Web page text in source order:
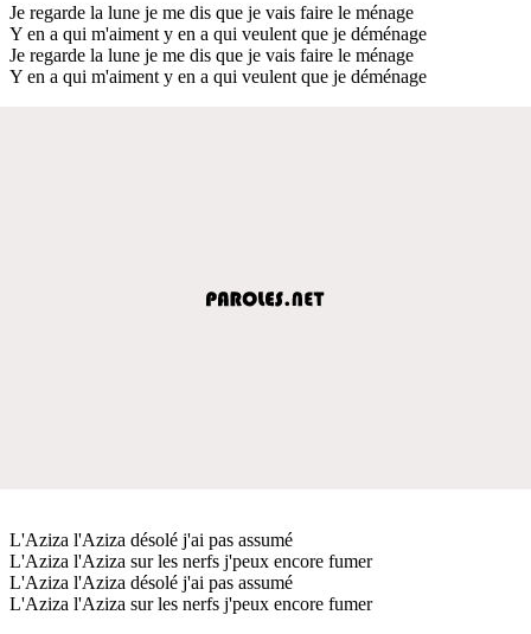
Je regarde la lune je me dis que je vais faire le ménage
Y en a qui m'aiment y en a qui veulent que je déménage
Je regarde la lune je me dis que je vais faire le ménage
Y en a qui m'aiment y en a qui veulent que je déménage
L'Aziza l'Aziza désolé j'ai pas assumé
L'Aziza l'Aziza sur les nerfs j'peux encore fumer
L'Aziza l'Aziza désolé j'ai pas assumé
L'Aziza l'Aziza sur les nerfs j'peux encore fumer